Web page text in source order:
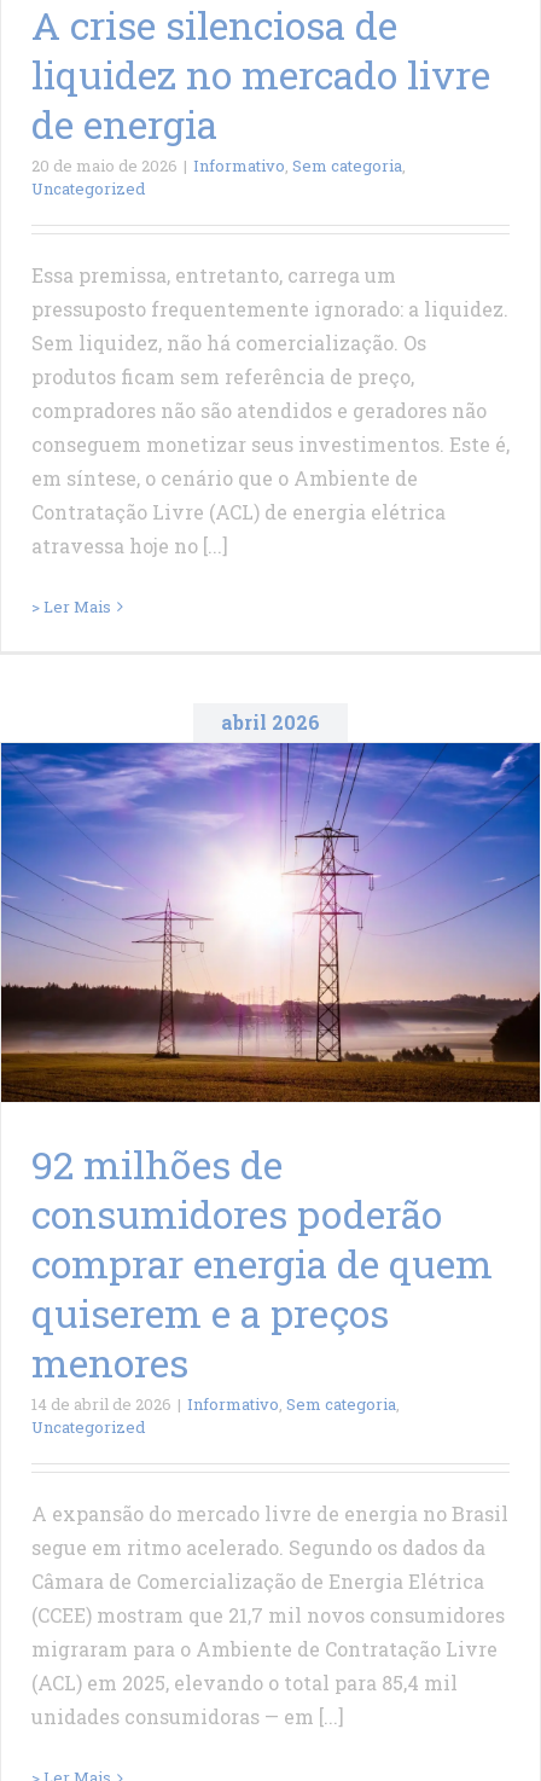
A crise silenciosa de
liquidez no mercado livre
de energia
20 de maio de 2026 | Informativo Sem categoria
Uncategorized
Essa premissa, entretanto, carrega um
pressuposto frequentemente ignorado: a liquidez.
Sem liquidez, não há comercialização. Os
produtos ficam sem referência de preço,
compradores não são atendidos e geradores não
conseguem monetizar seus investimentos. Este é,
em síntese, o cenário que o Ambiente de
Contratação Livre (ACL) de energia elétrica
atravessa hoje no [...]
> Ler Mais
abril 2026
92 milhões de
consumidores poderão
comprar energia de quem
quiserem e a preços
menores
14 de abril de 2026 | Informativo, Sem categoria,
Uncategorized
A expansão do mercado livre de energia no Brasil
segue em ritmo acelerado. Segundo os dados da
Câmara de Comercialização de Energia Elétrica
(CCEE) mostram que 21,7 mil novos consumidores
migraram para o Ambiente de Contratação Livre
(ACL) em 2025, elevando o total para 85,4 mil
unidades consumidoras — em [...]